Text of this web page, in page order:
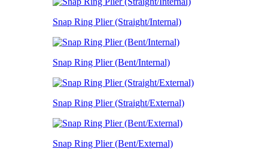
Snap Ring Plier (Straight/Internal)
Snap Ring Plier (Bent/Internal)
Snap Ring Plier (Straight/External)
Snap Ring Plier (Bent/External)